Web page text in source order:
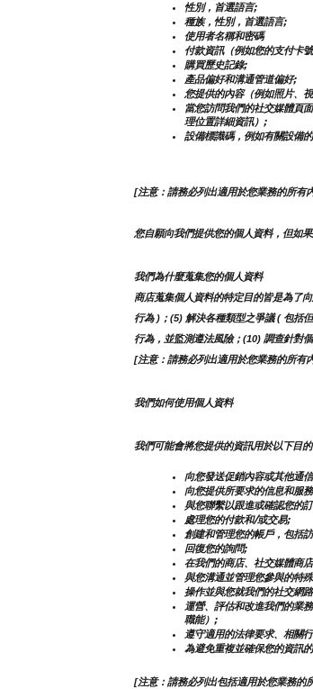
性別，首選語言;
種族，性別，首選語言;
使用者名稱和密碼
付款資訊（例如您的支付卡
購買歷史記錄;
產品偏好和溝通管道偏好;
您提供的內容（例如照片、
當您訪問我們的社交媒體頁
理位置詳細資訊）;
設備標識碼，例如有關設備
[注意：請務必列出適用於您業務的所有
您自願向我們提供您的個人資料，但如
我們為什麼蒐集您的個人資料
商店蒐集個人資料的特定目的皆是為了
行為 )；(5) 解決各種類型之爭議 ( 包括
行為，並監測遵法風險；(10) 調查針對
[注意：請務必列出適用於您業務的所有
我們如何使用個人資料
我們可能會將您提供的資訊用於以下目的
向您發送促銷內容或其他通
向您提供所要求的信息和服
與您聯繫以跟進或確認您的
處理您的付款和/或交易;
創建和管理您的帳戶，包括
回復您的詢問;
在我們的商店、社交媒體商
與您溝通並管理您參與的特
操作並與您就我們的社交網
運營、評估和改進我們的業
職能）;
遵守適用的法律要求、相關
為避免重複並確保您的資訊
[注意：請務必列出包括適用於您業務的